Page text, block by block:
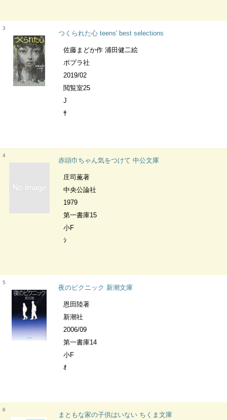
3
つくられた心 teens' best selections
佐藤まどか作 浦田健二絵
ポプラ社
2019/02
閲覧室25
J
ｻ
4
赤頭巾ちゃん気をつけて 中公文庫
庄司薫著
中央公論社
1979
第一書庫15
小F
ｼ
5
夜のピクニック 新潮文庫
恩田陸著
新潮社
2006/09
第一書庫14
小F
ｵ
6
まともな家の子供はいない ちくま文庫